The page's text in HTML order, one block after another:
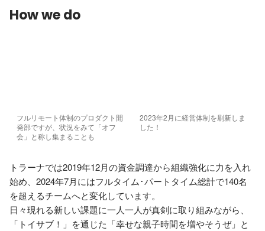
How we do
フルリモート体制のプロダクト開
発部ですが、状況をみて「オフ
会」と称し集まることも
2023年2月に経営体制を刷新しま
した！
トラーナでは2019年12月の資金調達から組織強化に力を入れ
始め、2024年7月にはフルタイム･パートタイム総計で140名
を超えるチームへと変化しています。
日々現れる新しい課題に一人一人が真剣に取り組みながら、
「トイサブ！」を通じた「幸せな親子時間を増やそうぜ」と